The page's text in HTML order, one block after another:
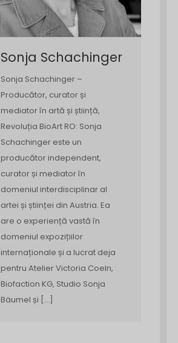
Sonja Schachinger
Sonja Schachinger –
Producător, curator și
mediator în artă și știință,
Revoluția BioArt RO: Sonja
Schachinger este un
producător independent,
curator și mediator în
domeniul interdisciplinar al
artei și științei din Austria. Ea
are o experiență vastă în
domeniul expozițiilor
internaționale și a lucrat deja
pentru Atelier Victoria Coeln,
Biofaction KG, Studio Sonja
Bäumel și […]